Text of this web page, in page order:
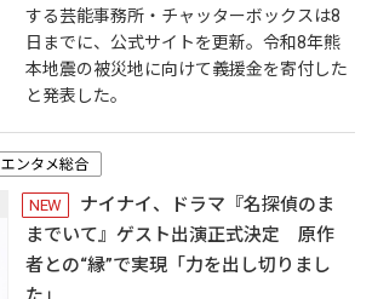
する芸能事務所・チャッターボックスは8
日までに、公式サイトを更新。令和8年熊
本地震の被災地に向けて義援金を寄付した
と発表した。
エンタメ総合
NEW
ナイナイ、ドラマ『名探偵のま
までいて』ゲスト出演正式決定 原作
者との“縁”で実現「力を出し切りまし